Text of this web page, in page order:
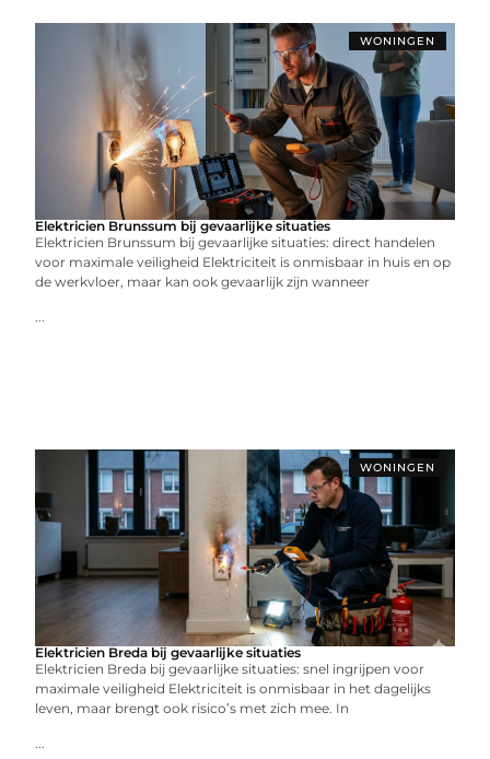
WONINGEN
Elektricien Brunssum bij gevaarlijke situaties
Elektricien Brunssum bij gevaarlijke situaties: direct handelen
voor maximale veiligheid Elektriciteit is onmisbaar in huis en op
de werkvloer, maar kan ook gevaarlijk zijn wanneer
...
WONINGEN
Elektricien Breda bij gevaarlijke situaties
Elektricien Breda bij gevaarlijke situaties: snel ingrijpen voor
maximale veiligheid Elektriciteit is onmisbaar in het dagelijks
leven, maar brengt ook risico’s met zich mee. In
...